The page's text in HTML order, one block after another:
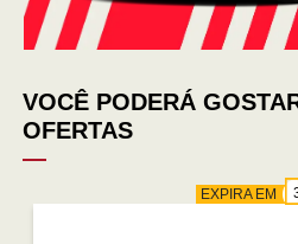
VOCÊ PODERÁ
OFERTAS
EXPIRA EM